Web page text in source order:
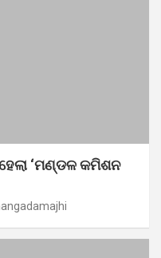
ହେଲା ‘ମଣ୍ଡଳ କମିଶନ